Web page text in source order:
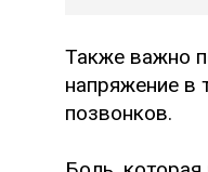
Также важно
напряжение в
позвонков.